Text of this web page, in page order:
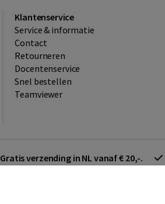
Klantenservice
Service & informatie
Contact
Retourneren
Docentenservice
Snel bestellen
Teamviewer
Gratis verzending in NL vanaf € 20,-.